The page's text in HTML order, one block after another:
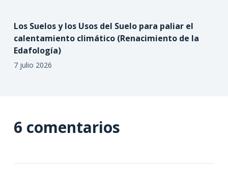
Los Suelos y los Usos del Suelo para paliar el
calentamiento climático (Renacimiento de la
Edafología)
7 julio 2026
6 comentarios